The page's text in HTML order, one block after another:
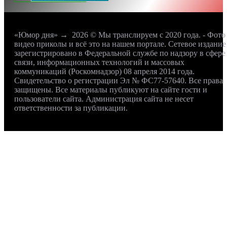
«Юмор дня» → 2026 © Мы транслируем с 2020 года. -
видео приколы и всё это на нашем портале. Сетевое издание
зарегистрировано в Федеральной службе по надзору в сфере
связи, информационных технологий и массовых
коммуникаций (Роскомнадзор) 08 апреля 2014 года.
Свидетельство о регистрации Эл № ФС77-57640. Все права
защищены. Все материалы публикуют на сайте гости и
пользователи сайта. Администрация сайта не несет
ответственности за публикации.